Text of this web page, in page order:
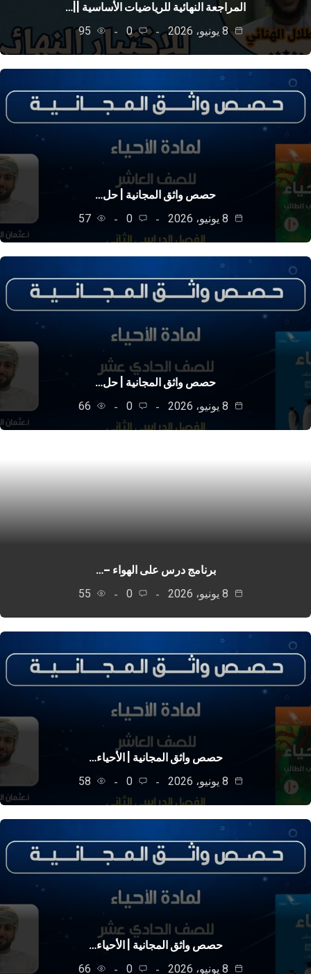
المراجعة النهائية للرياضيات الأساسية ||…
8 يونيو، 2026
0
95
حصص واثق المجانية | حل…
0
57
حصص واثق المجانية | حل…
0
66
برنامج درس على الهواء –…
0
55
حصص واثق المجانية | الأحياء…
0
58
حصص واثق المجانية | الأحياء…
0
66